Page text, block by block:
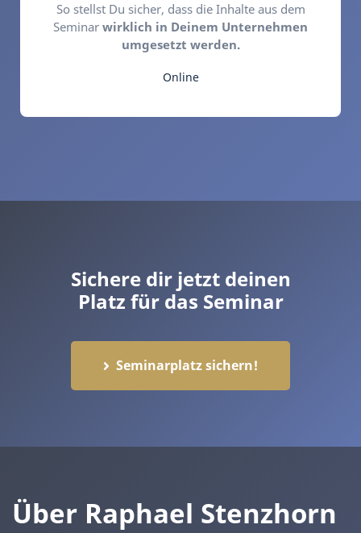
So stellst Du sicher, dass die Inhalte aus dem
Seminar wirklich in Deinem Unternehmen
umgesetzt werden.
Online
Sichere dir jetzt deinen
Platz für das Seminar
Seminarplatz sichern!
Über Raphael Stenzhorn